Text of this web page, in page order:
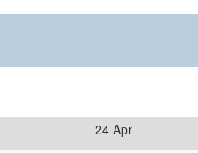
24 Apr